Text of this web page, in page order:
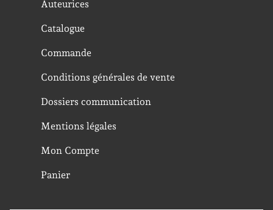
Auteurices
Catalogue
Commande
Conditions générales de vente
Dossiers communication
Mentions légales
Mon Compte
Panier